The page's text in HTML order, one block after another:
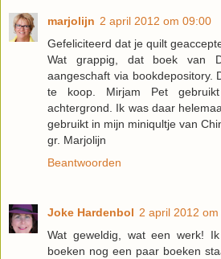
marjolijn 2 april 2012 om 09:00
Gefeliciteerd dat je quilt
Wat grappig, dat boek van
aangeschaft via bookdepository.
te koop. Mirjam Pet
achtergrond. Ik was daar
gebruikt in mijn miniqultje van
gr. Marjolijn
Beantwoorden
Joke Hardenbol 2 april 2012
Wat geweldig, wat een werk!
boeken nog een paar boeken